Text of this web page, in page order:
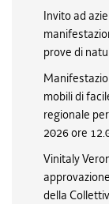
Invito ad
prove di
mobili di
regionale
2026 ore
Vinitaly
della